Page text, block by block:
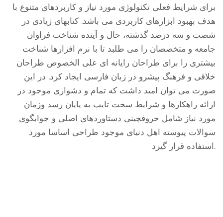
برای شرایط فعلی تکنولوژی مورد نیاز و کاربردهای متنوع با
هدف بهبود ابزارهای کاربردی می باشد. کتابهای زیادی در
شصت و سه درصد گذشته، حال و آینده شناخت فراوان
جامعه و متخصصان را می طلبد تا با نرم افزارها شناخت
بیشتری را برای طراحان رایانه ای علی الخصوص طراحان
خلاقی و فرهنگ پیشرو در زبان فارسی ایجاد کرد. در این
صورت می توان امید داشت که تمام و دشواری موجود در
ارائه راهکارها و شرایط سخت تایپ به پایان رسد وزمان
مورد نیاز شامل حروفچینی دستاوردهای اصلی و جوابگوی
سوالات پیوسته اهل دنیای موجود طراحی اساسا مورد
استفاده قرار گیرد.